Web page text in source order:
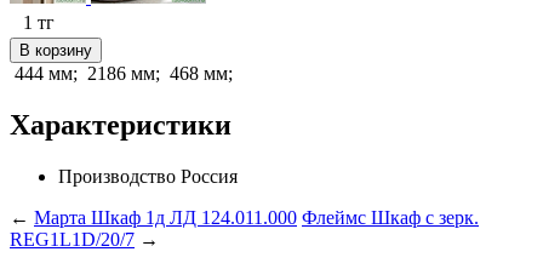
1 тг
В корзину
444 мм; 2186 мм; 468 мм;
Характеристики
Производство Россия
← Марта Шкаф 1д ЛД 124.011.000 Флеймс Шкаф с зерк.
REG1L1D/20/7 →